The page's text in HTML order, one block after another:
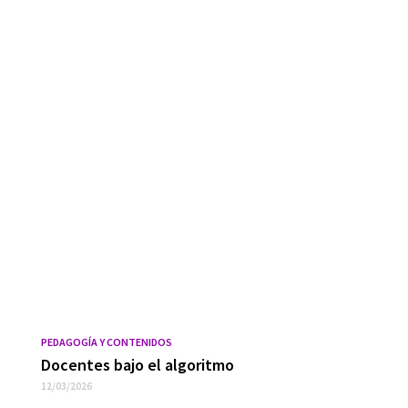
PEDAGOGÍA Y CONTENIDOS
Docentes bajo el algoritmo
12/03/2026